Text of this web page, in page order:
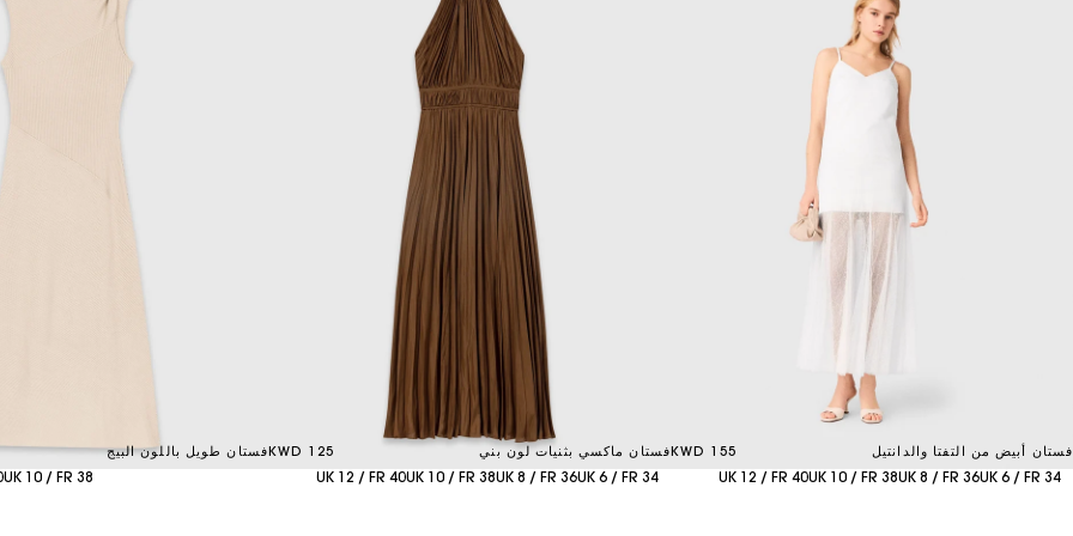
فستان أبيض من التفتا والدانتيل 155 KWD
UK 6 / FR 34
UK 8 / FR 36
UK 10 / FR 38
UK 12 / FR 40
فستان ماكسي بثنيات لون بني 125 KWD
UK 6 / FR 34
UK 8 / FR 36
UK 10 / FR 38
UK 12 / FR 40
فستان طويل باللون البيج
UK 10 / FR 38